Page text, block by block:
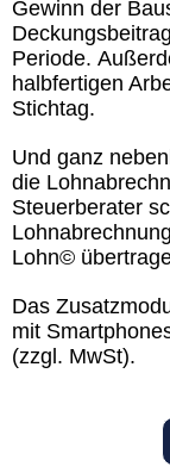
Gewinn der
Periode.
halbfertigen
Stichtag.
Und ganz
die
Steuerberater
Lohn©
Das
mit
(zzgl. MwSt).